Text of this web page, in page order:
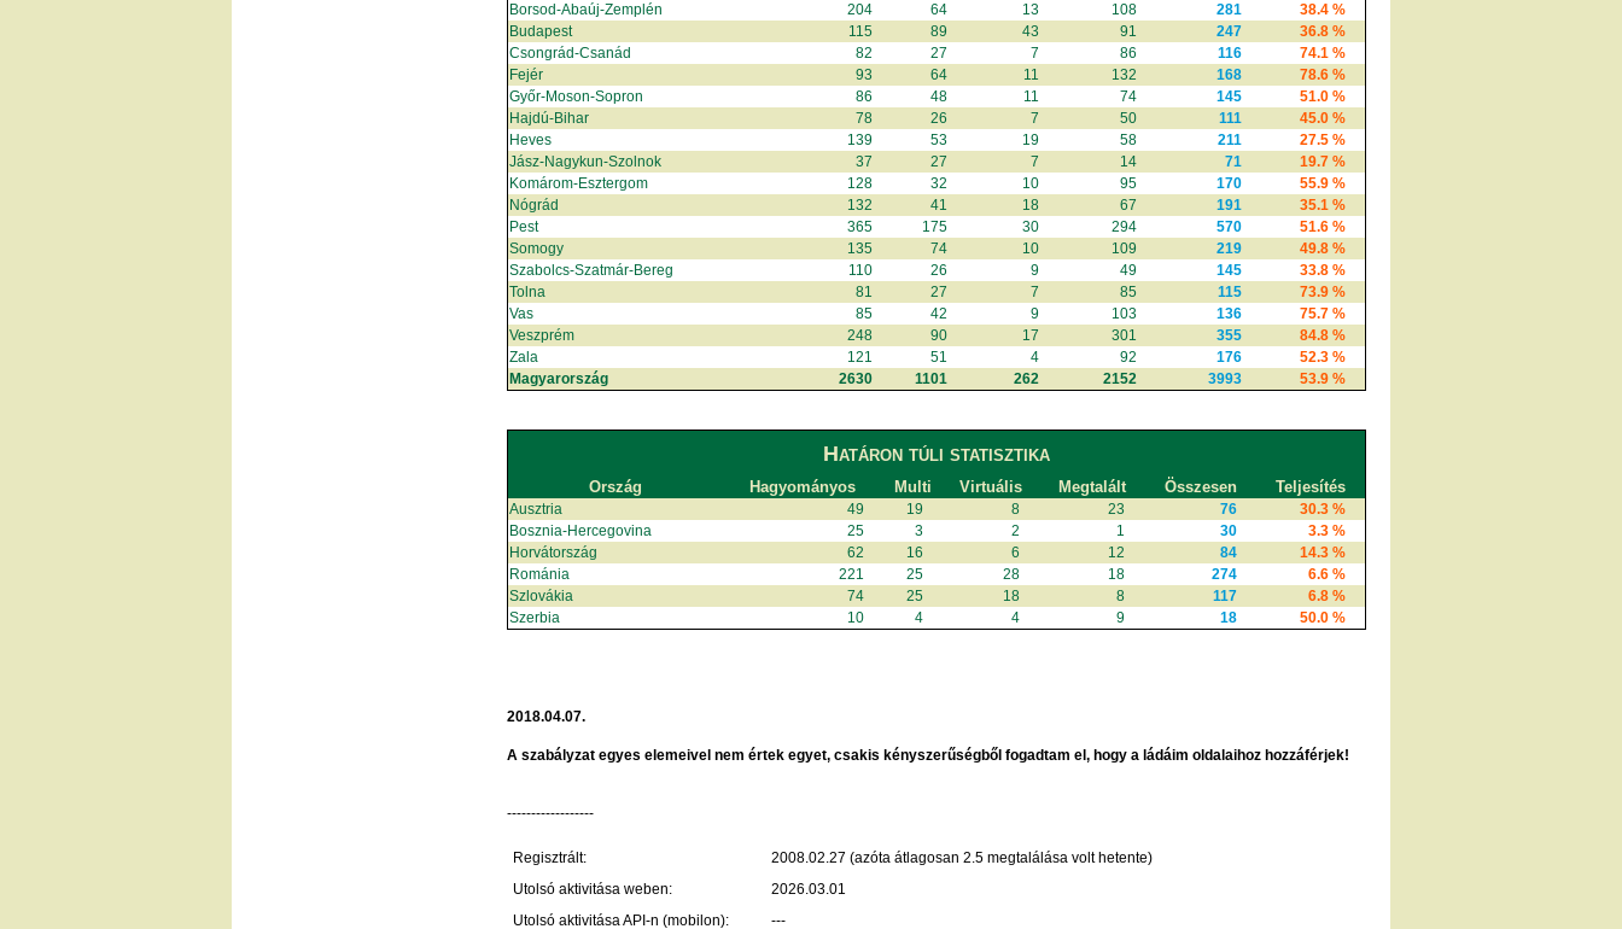
Borsod-Abaúj-Zemplén
204 64 13 108 281
38.4 %
Budapest
115 89 43 91 247
36.8 %
Csongrád-Csanád
82 27 7 86 116
74.1 %
Fejér
93 64 11 132 168
78.6 %
Győr-Moson-Sopron
86 48 11 74 145
51.0 %
Hajdú-Bihar
78 26 7 50 111
45.0 %
Heves
139 53 19 58 211
27.5 %
Jász-Nagykun-Szolnok
37 27 7 14 71
19.7 %
Komárom-Esztergom
128 32 10 95 170
55.9 %
Nógrád
132 41 18 67 191
35.1 %
Pest
365 175 30 294 570
51.6 %
Somogy
135 74 10 109 219
49.8 %
Szabolcs-Szatmár-Bereg
110 26 9 49 145
33.8 %
Tolna
81 27 7 85 115
73.9 %
Vas
85 42 9 103 136
75.7 %
Veszprém
248 90 17 301 355
84.8 %
Zala
121 51 4 92 176
52.3 %
Magyarország
2630 1101 262 2152 3993 53.9 %
Határon túli statisztika
Ország Hagyományos Multi Virtuális Megtalált Összesen Teljesítés
Ausztria 49 19 8 23 76
30.3 %
Bosznia-Hercegovina
25 3 2 1 30
3.3 %
Horvátország
62 16 6 12 84
14.3 %
Románia
221 25 28 18 274
6.6 %
Szlovákia
74 25 18 8 117
6.8 %
Szerbia
10 4 4 9 18 50.0 %
2018.04.07.
A szabályzat egyes elemeivel nem értek egyet, csakis kényszerűségből fogadtam el, hogy a ládáim oldalaihoz hozzáférjek!
------------------
Regisztrált:
2008.02.27 (azóta átlagosan 2.5 megtalálása volt hetente)
Utolsó aktivitása weben:
2026.03.01
Utolsó aktivitása API-n (mobilon):
---